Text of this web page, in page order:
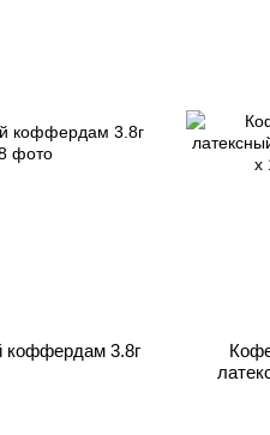
3.8г